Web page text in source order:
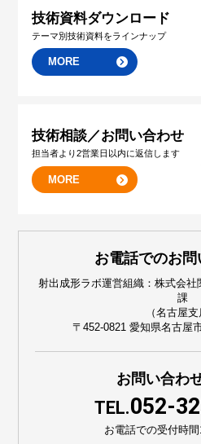
技術資料ダウンロード
テーマ別技術資料をラインナップ
MORE
技術相談／お問い合わせ
担当者より2営業日以内に返信します
MORE
お電話でのお
射出成形ラボ運営組織：株式会
課
（名古屋支
〒452-0821 愛知県名古屋
お問い合わ
TEL.052-
お電話での受付時間